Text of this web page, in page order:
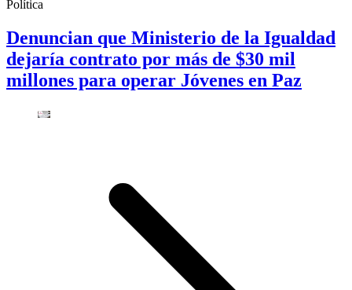
Política
Denuncian que Ministerio de la Igualdad
dejaría contrato por más de $30 mil
millones para operar Jóvenes en Paz